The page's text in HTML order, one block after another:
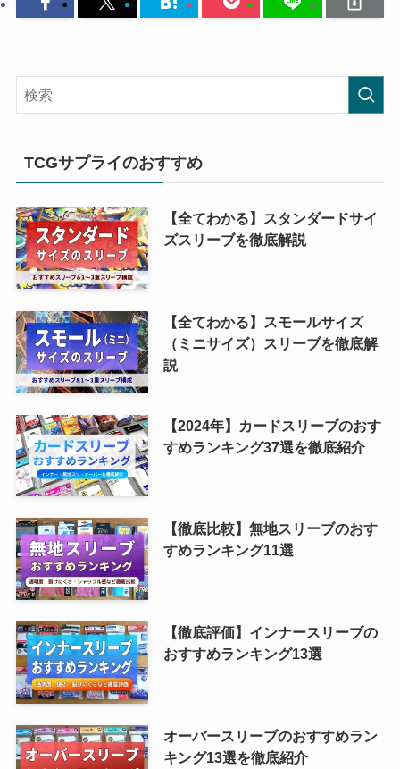
TCGサプライのおすすめ
【全てわかる】スタンダードサイ
ズスリーブを徹底解説
【全てわかる】スモールサイズ
（ミニサイズ）スリーブを徹底解
説
【2024年】カードスリーブのおす
すめランキング37選を徹底紹介
【徹底比較】無地スリーブのおす
すめランキング11選
【徹底評価】インナースリーブの
おすすめランキング13選
オーバースリーブのおすすめラン
キング13選を徹底紹介